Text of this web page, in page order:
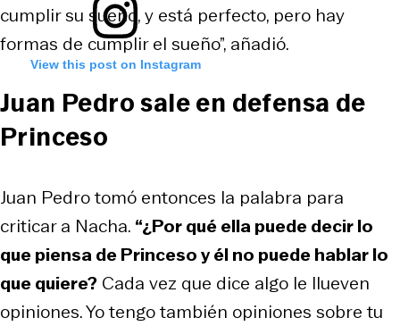
View this post on Instagram
cumplir su sueño, y está perfecto, pero hay
formas de cumplir el sueño”, añadió.
Juan Pedro sale en defensa de
Princeso
Juan Pedro tomó entonces la palabra para
criticar a Nacha. “¿Por qué ella puede decir lo
que piensa de Princeso y él no puede hablar lo
que quiere? Cada vez que dice algo le llueven
opiniones. Yo tengo también opiniones sobre tu